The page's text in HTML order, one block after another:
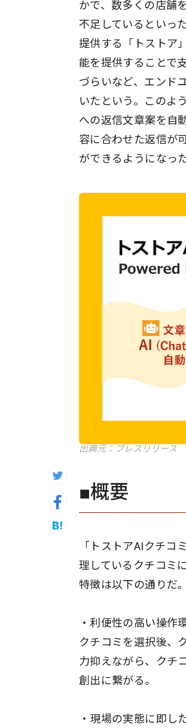
かで、数多くの店舗
不足しているといっ
提供する「トストア
能を提供することで
づらいなど、エンド
いたという。このよ
への返信文章案を自
容に合わせた返信が
ができるようになった
出典元：プレスリリース
■概要
「トストアAIクチコ
理しているクチコミ
特徴は以下の通りだ。
・利便性の高い操作
クチコミを選択後、
力抑えながら、クチ
創出に繋がる。
・現場の実態に即し